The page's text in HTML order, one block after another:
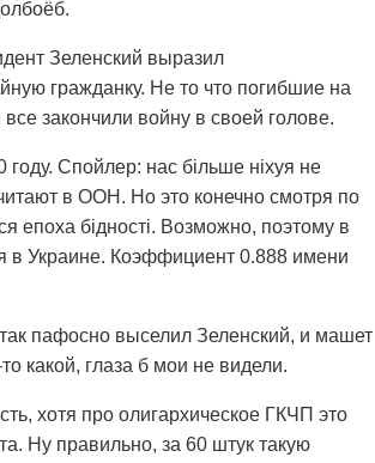
Зеленский выразил
гражданку. Не то что погибшие на
закончили войну в своей голове.
Спойлер: нас більше ніхуя не
в ООН. Но это конечно смотря по
епоха бідності. Возможно, поэтому в
в Украине. Коэффициент 0.888 имени
пафосно выселил Зеленский, и машет
какой, глаза б мои не видели.
хотя про олигархическое ГКЧП это
Ну правильно, за 60 штук такую